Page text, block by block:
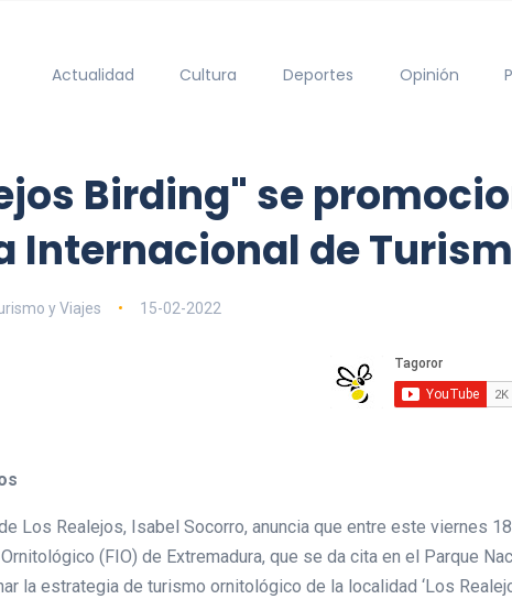
Actualidad Cultura Deportes Opinión
Birding" se
Internacional de
y Viajes 15-02-2022
Los Realejos, Isabel Socorro, anuncia que entre este viernes
(FIO) de Extremadura, que se da cita en el Parque
la estrategia de turismo ornitológico de la localidad ‘Los